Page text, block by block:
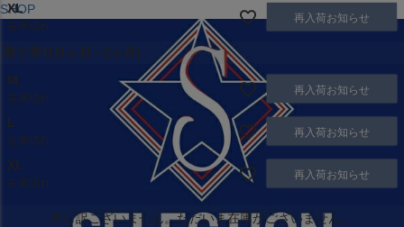
SHOP
XL
在庫切れ
再入荷お知らせ
取り寄せ(1ヶ月～2ヶ月)
M
在庫切れ
再入荷お知らせ
L
在庫切れ
再入荷お知らせ
XL
在庫切れ
再入荷お知らせ
申し訳ございません。ただいま在庫がございません。